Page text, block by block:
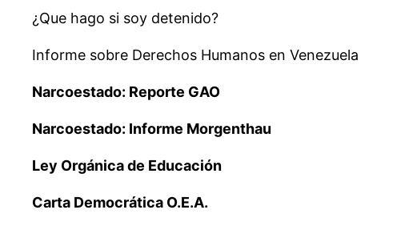
¿Que hago si soy detenido?
Informe sobre Derechos Humanos en Venezuela
Narcoestado: Reporte GAO
Narcoestado: Informe Morgenthau
Ley Orgánica de Educación
Carta Democrática O.E.A.